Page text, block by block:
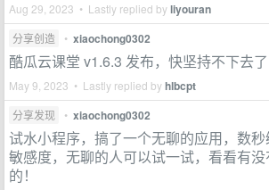
Aug 29, 2023 • Lastly replied byliyouran
分享创造 • xiaochong0302
酷瓜云课堂 v1.6.3 发布，快坚持不下去了
May 9, 2023 • Lastly replied byhlbcpt
分享发现 • xiaochong0302
试水小程序，搞了一个无聊的应用，数
敏感度，无聊的人可以试一试，看看有
的！